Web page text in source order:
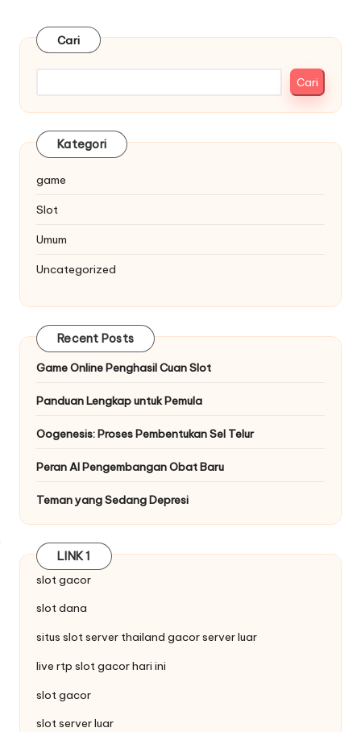
Cari
Cari
Kategori
game
Slot
Umum
Uncategorized
Recent Posts
Game Online Penghasil Cuan Slot
Panduan Lengkap untuk Pemula
Oogenesis: Proses Pembentukan Sel Telur
Peran AI Pengembangan Obat Baru
Teman yang Sedang Depresi
LINK 1
slot gacor
slot dana
situs slot server thailand gacor server luar
live rtp slotgacor hari ini
slot gacor
slot server luar